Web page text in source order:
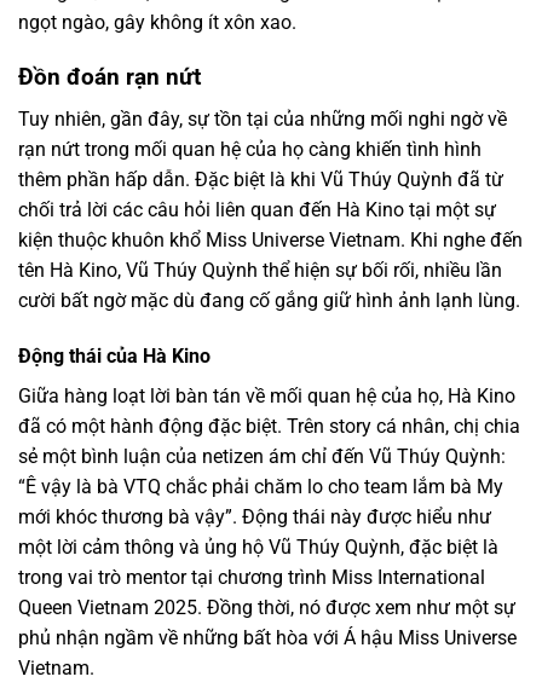
ngọt ngào, gây không ít xôn xao.
Đồn đoán rạn nứt
Tuy nhiên, gần đây, sự tồn tại của những mối nghi ngờ về
rạn nứt trong mối quan hệ của họ càng khiến tình hình
thêm phần hấp dẫn. Đặc biệt là khi Vũ Thúy Quỳnh đã từ
chối trả lời các câu hỏi liên quan đến Hà Kino tại một sự
kiện thuộc khuôn khổ Miss Universe Vietnam. Khi nghe đến
tên Hà Kino, Vũ Thúy Quỳnh thể hiện sự bối rối, nhiều lần
cười bất ngờ mặc dù đang cố gắng giữ hình ảnh lạnh lùng.
Động thái của Hà Kino
Giữa hàng loạt lời bàn tán về mối quan hệ của họ, Hà Kino
đã có một hành động đặc biệt. Trên story cá nhân, chị chia
sẻ một bình luận của netizen ám chỉ đến Vũ Thúy Quỳnh:
“Ê vậy là bà VTQ chắc phải chăm lo cho team lắm bà My
mới khóc thương bà vậy”. Động thái này được hiểu như
một lời cảm thông và ủng hộ Vũ Thúy Quỳnh, đặc biệt là
trong vai trò mentor tại chương trình Miss International
Queen Vietnam 2025. Đồng thời, nó được xem như một sự
phủ nhận ngầm về những bất hòa với Á hậu Miss Universe
Vietnam.